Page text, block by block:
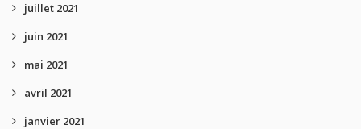
juillet 2021
juin 2021
mai 2021
avril 2021
janvier 2021